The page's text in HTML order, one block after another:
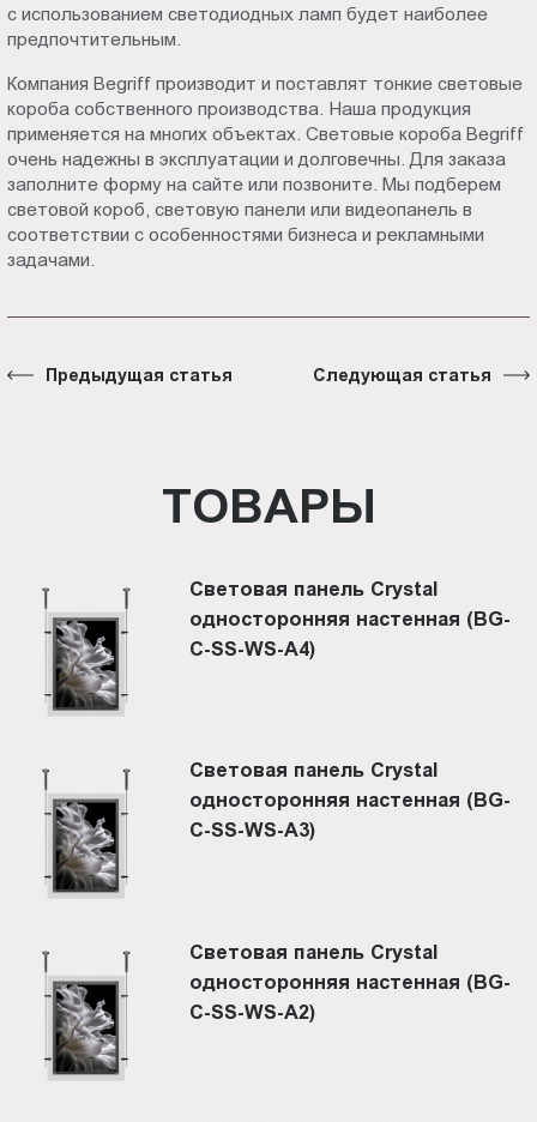
с использованием светодиодных ламп будет наиболее
предпочтительным.
Компания Begriff производит и поставлят тонкие световые
короба собственного производства. Наша продукция
применяется на многих объектах. Световые короба Begriff
очень надежны в эксплуатации и долговечны. Для заказа
заполните форму на сайте или позвоните. Мы подберем
световой короб, световую панели или видеопанель в
соответствии с особенностями бизнеса и рекламными
задачами.
Предыдущая статья Следующая статья
ТОВАРЫ
Световая панель Crystal
односторонняя настенная (BG-
C-SS-WS-A4)
Световая панель Crystal
односторонняя настенная (BG-
C-SS-WS-A3)
Световая панель Crystal
односторонняя настенная (BG-
C-SS-WS-A2)